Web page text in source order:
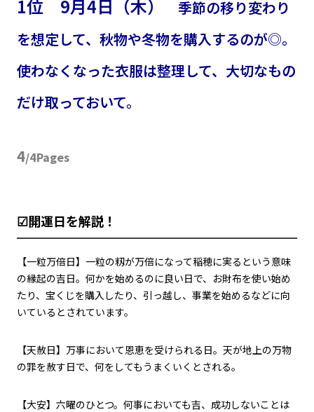
1位 9月4日（木）
季節の移り変わり
を想定して、秋物や冬物を購入するのが◎。
使わなくなった衣服は整理して、大切なもの
だけ取っておいて。
4/4Pages
☑開運日を解説！
【一粒万倍日】一粒の籾が万倍になって稲穂に実るという意味
の縁起の吉日。何かを始めるのに良い日で、お財布を使い始め
たり、宝くじを購入したり、引っ越し、事業を始めるなどに向
いているとされています。
【天赦日】万事において恩恵を受けられる日。天が地上の万物
の罪を赦す日で、何をしてもうまくいくとされる。
【大安】六曜のひとつ。何事においても吉、成功しないことは